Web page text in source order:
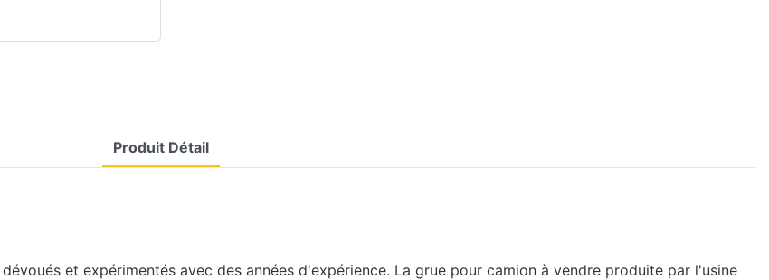
Produit Détail
et expérimentés avec des années d'expérience. La grue pour camion à vendre produite par l'usine